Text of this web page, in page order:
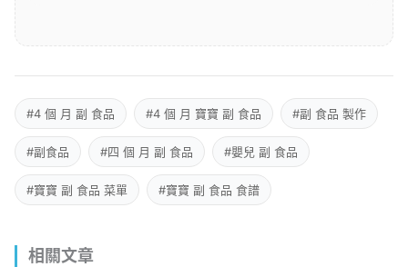
#4 個 月 副 食品 #4 個 月 寶寶 副 食品 #副 食品 製作
#副食品 #四 個 月 副 食品 #嬰兒 副 食品
#寶寶 副 食品 菜單 #寶寶 副 食品 食譜
相關文章